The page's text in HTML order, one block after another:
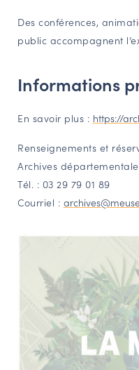
Des conférences,
public accompagnent
Informations
En savoir plus : https://
Renseignements et
Archives
Tél. : 03 29 79 01 89
Courriel :